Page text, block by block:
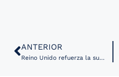
ANTERIOR
Reino Unido refuerza la supercomputación en Cambridge con una inversión de 36 millones de libras